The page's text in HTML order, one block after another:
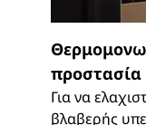
προστασία
Για να
βλαβερής